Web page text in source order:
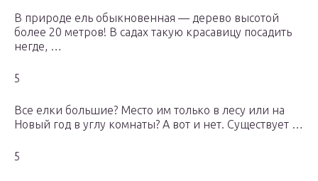
В природе ель обыкновенная — дерево высотой
более 20 метров! В садах такую красавицу посадить
негде, …
5
Все елки большие? Место им только в лесу или на
Новый год в углу комнаты? А вот и нет. Существует …
5